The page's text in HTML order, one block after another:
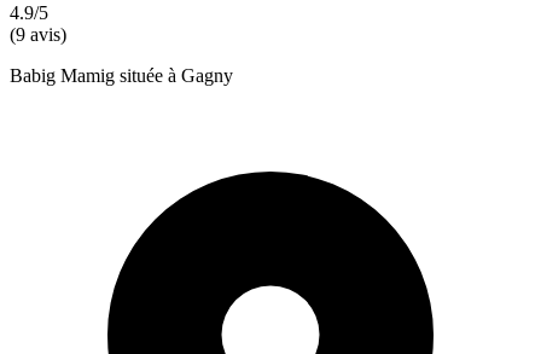
4.9/5
(9 avis)
Babig Mamig située à Gagny